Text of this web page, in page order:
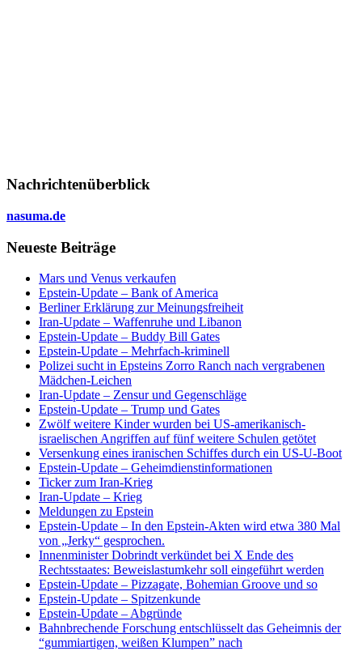
Nachrichtenüberblick
nasuma.de
Neueste Beiträge
Mars und Venus verkaufen
Epstein-Update – Bank of America
Berliner Erklärung zur Meinungsfreiheit
Iran-Update – Waffenruhe und Libanon
Epstein-Update – Buddy Bill Gates
Epstein-Update – Mehrfach-kriminell
Polizei sucht in Epsteins Zorro Ranch nach vergrabenen
Mädchen-Leichen
Iran-Update – Zensur und Gegenschläge
Epstein-Update – Trump und Gates
Zwölf weitere Kinder wurden bei US-amerikanisch-
israelischen Angriffen auf fünf weitere Schulen getötet
Versenkung eines iranischen Schiffes durch ein US-U-Boot
Epstein-Update – Geheimdienstinformationen
Ticker zum Iran-Krieg
Iran-Update – Krieg
Meldungen zu Epstein
Epstein-Update – In den Epstein-Akten wird etwa 380 Mal
von „Jerky“ gesprochen.
Innenminister Dobrindt verkündet bei X Ende des
Rechtsstaates: Beweislastumkehr soll eingeführt werden
Epstein-Update – Pizzagate, Bohemian Groove und so
Epstein-Update – Spitzenkunde
Epstein-Update – Abgründe
Bahnbrechende Forschung entschlüsselt das Geheimnis der
“gummiartigen, weißen Klumpen” nach